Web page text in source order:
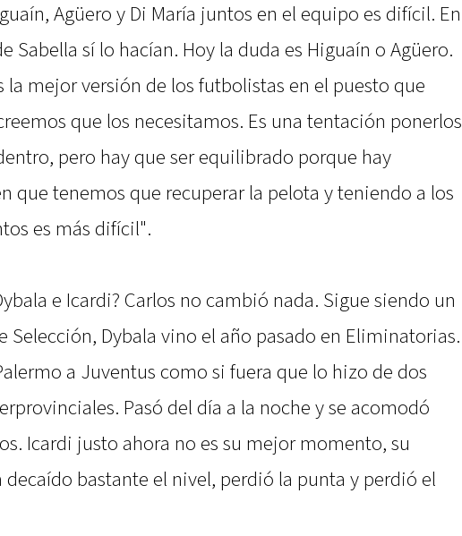
Agüero y Di María juntos en el equipo es difícil. En
Sabella sí lo hacían. Hoy la duda es Higuaín o Agüero.
la mejor versión de los futbolistas en el puesto que
que los necesitamos. Es una tentación ponerlos
pero hay que ser equilibrado porque hay
que tenemos que recuperar la pelota y teniendo a los
es más difícil".
e Icardi? Carlos no cambió nada. Sigue siendo un
Selección, Dybala vino el año pasado en Eliminatorias.
a Juventus como si fuera que lo hizo de dos
Pasó del día a la noche y se acomodó
Icardi justo ahora no es su mejor momento, su
bastante el nivel, perdió la punta y perdió el